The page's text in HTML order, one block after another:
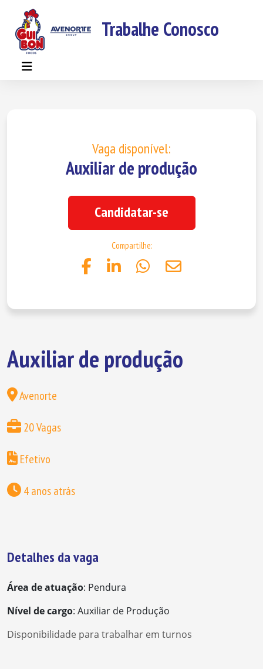
Trabalhe Conosco
Auxiliar de produção
Avenorte
20 Vagas
Efetivo
4 anos atrás
Detalhes da vaga
Área de atuação: Pendura
Nível de cargo: Auxiliar de Produção
Disponibilidade para trabalhar em turnos
Vaga disponível:
Auxiliar de produção
Candidatar-se
Compartilhe: